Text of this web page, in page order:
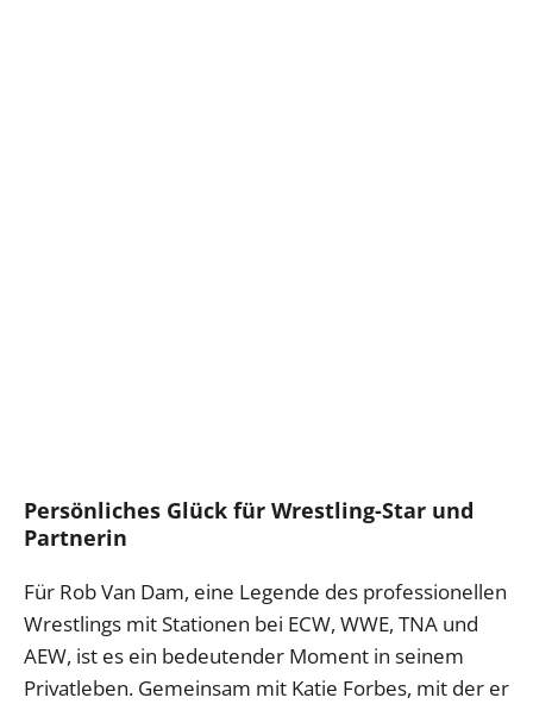
Persönliches Glück für Wrestling-Star und
Partnerin
Für Rob Van Dam, eine Legende des professionellen
Wrestlings mit Stationen bei ECW, WWE, TNA und
AEW, ist es ein bedeutender Moment in seinem
Privatleben. Gemeinsam mit Katie Forbes, mit der er